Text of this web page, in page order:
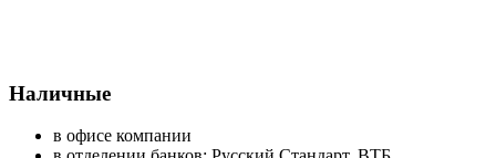
Наличные
в офисе компании